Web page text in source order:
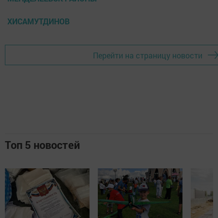
ХИСАМУТДИНОВ
Перейти на страницу новости
Топ 5 новостей